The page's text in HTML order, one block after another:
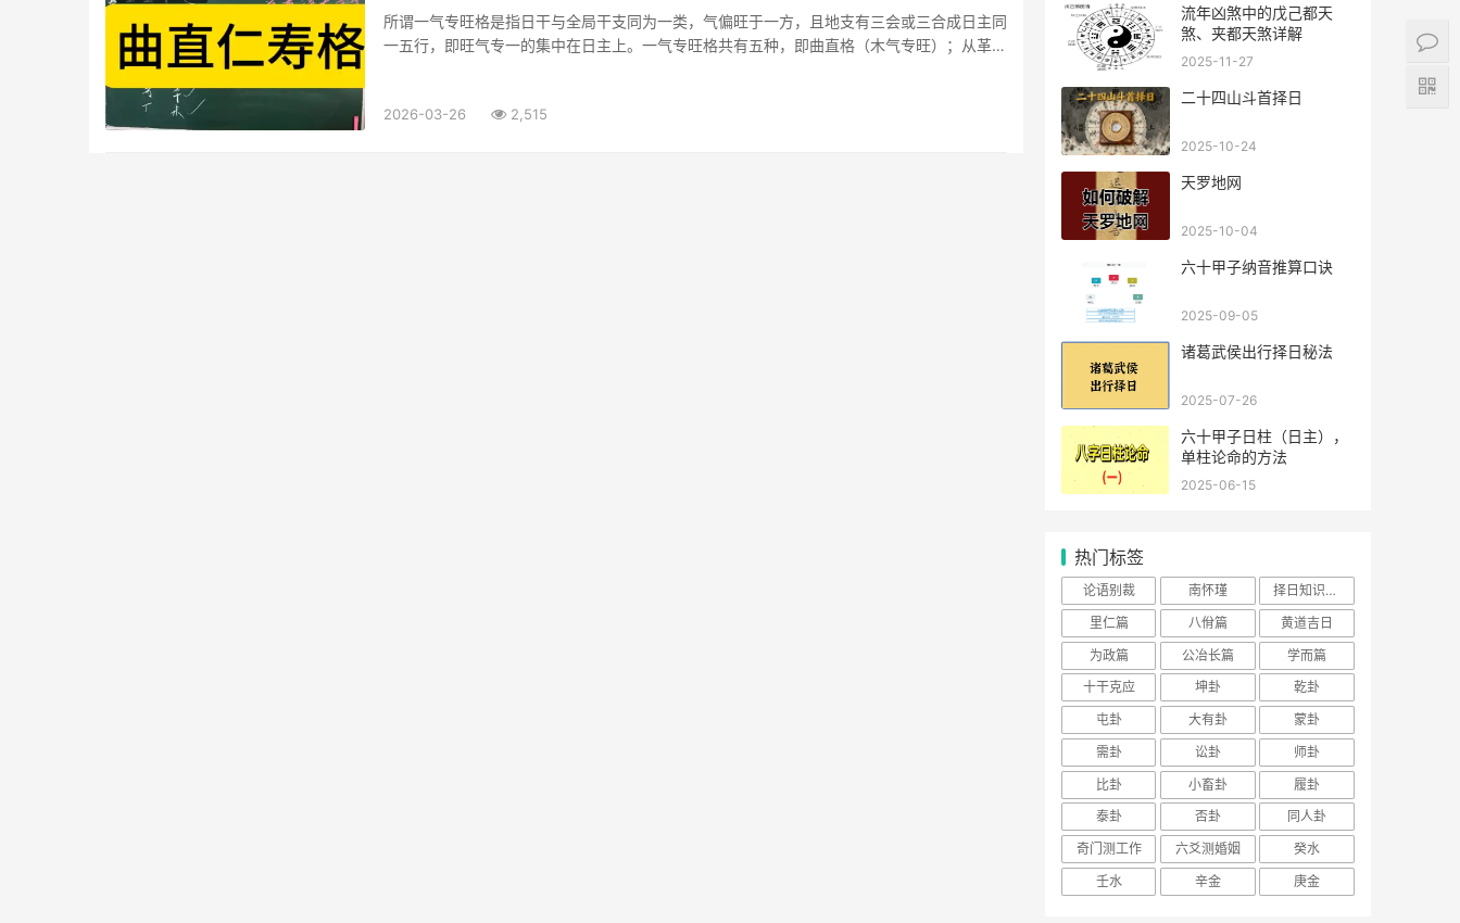
所谓一气专旺格是指日干与全局干支同为一类，气偏旺于一方，且地支有三会或三合成日主同
一五行，即旺气专一的集中在日主上。一气专旺格共有五种，即曲直格（木气专旺）；从革格
2026-03-26 2,515
流年凶煞中的戊己都天
煞、夹都天煞详解
2025-11-27
二十四山斗首择日
2025-10-24
天罗地网
2025-10-04
六十甲子纳音推算口诀
2025-09-05
诸葛武侯出行择日秘法
2025-07-26
六十甲子日柱（日主），
单柱论命的方法
2025-06-15
热门标签
论语别裁 南怀瑾
择日知识大全
里仁篇
八佾篇
黄道吉日
为政篇
公冶长篇
学而篇
十干克应
坤卦
乾卦
屯卦
大有卦
蒙卦
需卦
讼卦
师卦
比卦
小畜卦
履卦
泰卦
否卦
同人卦
奇门测工作
六爻测婚姻
癸水
壬水
辛金 庚金